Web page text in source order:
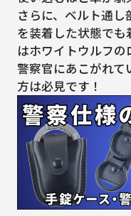
さらに、ベルト通
を装着した状態で
はホワイトウルフの
警察官にあこがれて
方は必見です！